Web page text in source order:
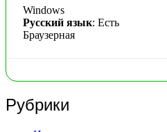
Windows
Русский язык: Есть
Браузерная
Рубрики